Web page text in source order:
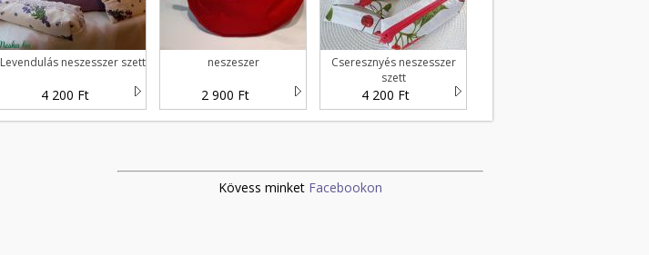
Levendulás neszesszer szett
4 200 Ft
neszeszer
2 900 Ft
Cseresznyés neszesszer
szett
4 200 Ft
Kövess minket Facebookon